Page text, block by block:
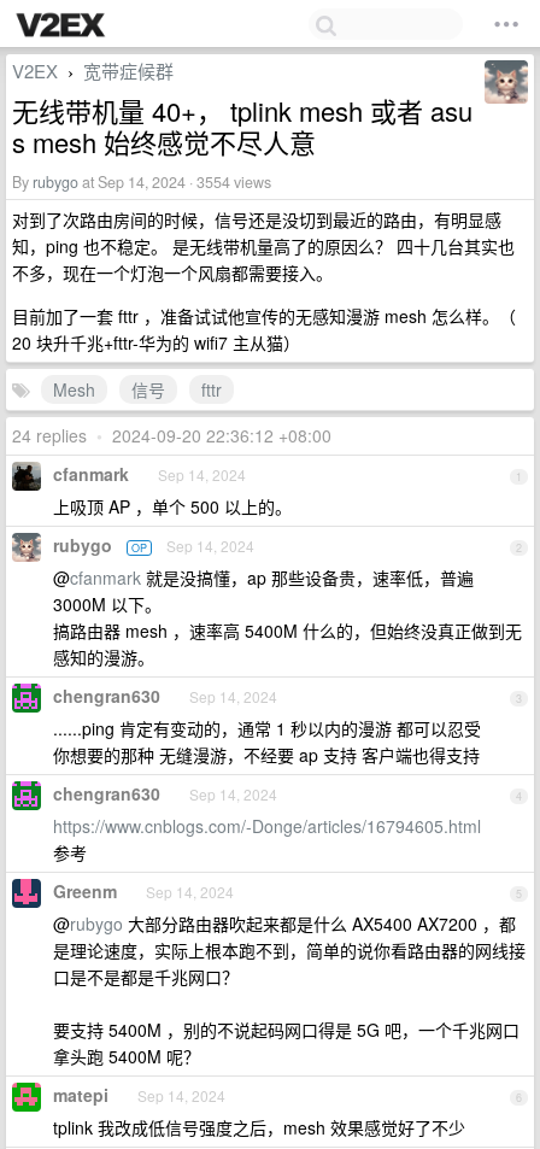
V2EX › 宽带症候群
无线带机量 40+， tplink mesh 或者 asu
s mesh 始终感觉不尽人意
By rubygoat Sep 14, 2024 · 3554 views
对到了次路由房间的时候，信号还是没切到最近的路由，有明显感
知，ping 也不稳定。 是无线带机量高了的原因么？ 四十几台其实也
不多，现在一个灯泡一个风扇都需要接入。
目前加了一套 fttr ，准备试试他宣传的无感知漫游 mesh 怎么样。（
20 块升千兆+fttr-华为的 wifi7 主从猫）
Mesh
信号
fttr
24 replies • 2024-09-20 22:36:12 +08:00
1
cfanmark Sep 14, 2024
上吸顶 AP ，单个 500 以上的。
2
rubygo OP Sep 14, 2024
@cfanmark 就是没搞懂，ap 那些设备贵，速率低，普遍
3000M 以下。
搞路由器 mesh ，速率高 5400M 什么的，但始终没真正做到无
感知的漫游。
3
chengran630 Sep 14, 2024
......ping 肯定有变动的，通常 1 秒以内的漫游 都可以忍受
你想要的那种 无缝漫游，不经要 ap 支持 客户端也得支持
4
chengran630 Sep 14, 2024
https://www.cnblogs.com/-Donge/articles/16794605.html
参考
5
Greenm Sep 14, 2024
@rubygo 大部分路由器吹起来都是什么 AX5400 AX7200 ，都
是理论速度，实际上根本跑不到，简单的说你看路由器的网线接
口是不是都是千兆网口？
要支持 5400M ，别的不说起码网口得是 5G 吧，一个千兆网口
拿头跑 5400M 呢？
6
matepi Sep 14, 2024
tplink 我改成低信号强度之后，mesh 效果感觉好了不少